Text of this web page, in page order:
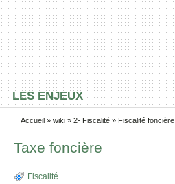
Skip to main content
Skip to search
LES ENJEUX
Secondary menu
Accueil » wiki » 2- Fiscalité » Fiscalité foncière
Taxe foncière
Fiscalité